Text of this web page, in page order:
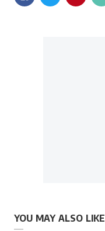
YOU MAY ALSO LIKE